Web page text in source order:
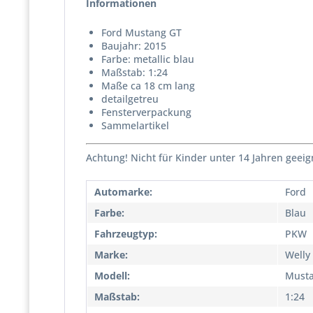
Informationen
Ford Mustang GT
Baujahr: 2015
Farbe: metallic blau
Maßstab: 1:24
Maße ca 18 cm lang
detailgetreu
Fensterverpackung
Sammelartikel
Achtung! Nicht für Kinder unter 14 Jahren
Automarke:
Ford
Farbe:
Blau
Fahrzeugtyp:
PKW
Marke:
Welly
Modell:
Maßstab:
1:24